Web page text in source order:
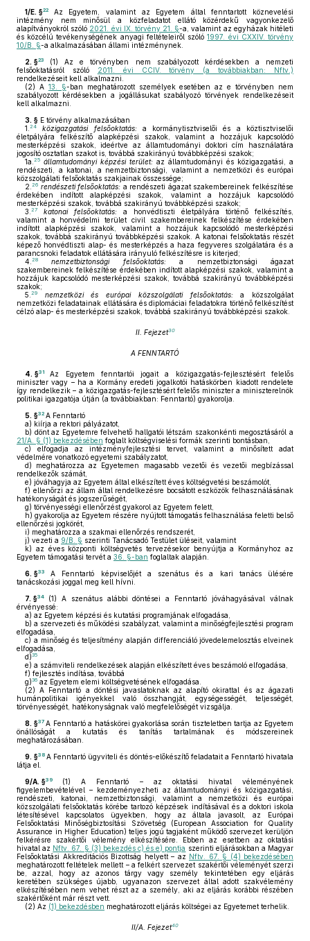
1/E. §22
Az Egyetem, valamint az Egyetem által fenntartott köznevelési
intézmény nem minősül a közfeladatot ellátó közérdekű vagyonkezelő
alapítványokról szóló 2021. évi IX. törvény 21. §-a, valamint az egyházak hitéleti
és közcélú tevékenységének anyagi feltételeiről szóló1997. évi CXXIV. törvény
10/B. §-a alkalmazásában állami intézménynek.
2. §23 (1) Az e törvényben nem szabályozott kérdésekben a nemzeti
felsőoktatásról szóló
2011. évi CCIV. törvény (a továbbiakban: Nftv.)
rendelkezéseit kell alkalmazni.
(2) A 13. §-ban meghatározott személyek esetében az e törvényben nem
szabályozott kérdésekben a jogállásukat szabályozó törvények rendelkezéseit
kell alkalmazni.
3. § E törvény alkalmazásában
1. 24 közigazgatási felsőoktatás:a kormánytisztviselői és a köztisztviselői
életpályára felkészítő alapképzési szakok, valamint a hozzájuk kapcsolódó
mesterképzési szakok, ideértve az államtudományi doktori cím használatára
jogosító osztatlan szakot is, továbbá szakirányú továbbképzési szakok;
1a. 25 államtudományi képzési terület: az államtudományi és közigazgatási, a
rendészeti, a katonai, a nemzetbiztonsági, valamint a nemzetközi és európai
közszolgálati felsőoktatás szakjainak összessége;
2. 26 rendészeti felsőoktatás: a rendészeti ágazat szakembereinek felkészítése
érdekében indított alapképzési szakok, valamint a hozzájuk kapcsolódó
mesterképzési szakok, továbbá szakirányú továbbképzési szakok;
3. 27 katonai felsőoktatás: a honvédtiszti életpályára történő felkészítés,
valamint a honvédelmi terület civil szakembereinek felkészítése érdekében
indított alapképzési szakok, valamint a hozzájuk kapcsolódó mesterképzési
szakok, továbbá szakirányú továbbképzési szakok. A katonai felsőoktatás részét
képező honvédtiszti alap- és mesterképzés a haza fegyveres szolgálatára és a
parancsnoki feladatok ellátására irányuló felkészítésre is kiterjed;
4. 28 nemzetbiztonsági felsőoktatás:a nemzetbiztonsági ágazat
szakembereinek felkészítése érdekében indított alapképzési szakok, valamint a
hozzájuk kapcsolódó mesterképzési szakok, továbbá szakirányú továbbképzési
szakok;
5. 29 nemzetközi és európai közszolgálati felsőoktatás:a közszolgálat
nemzetközi feladatainak ellátására és diplomáciai feladatokra történő felkészítést
célzó alap- és mesterképzési szakok, továbbá szakirányú továbbképzési szakok.
II. Fejezet30
A FENNTARTÓ
4. §31
Az Egyetem fenntartói jogait a közigazgatás-fejlesztésért felelős
miniszter vagy – ha a Kormány eredeti jogalkotói hatáskörben kiadott rendelete
így rendelkezik – a közigazgatás-fejlesztésért felelős miniszter a miniszterelnök
politikai igazgatója útján (a továbbiakban: Fenntartó) gyakorolja.
5. §32 A Fenntartó
a) kiírja a rektori pályázatot,
b) dönt az Egyetemre felvehető hallgatói létszám szakonkénti megosztásáról a
21/A. § (1) bekezdésében foglalt költségviselési formák szerinti bontásban,
c) elfogadja az intézményfejlesztési tervet, valamint a minősített adat
védelmére vonatkozó egyetemi szabályzatot,
d) meghatározza az Egyetemen magasabb vezetői és vezetői megbízással
rendelkezők számát,
e) jóváhagyja az Egyetem által elkészített éves költségvetési beszámolót,
f) ellenőrzi az állam által rendelkezésre bocsátott eszközök felhasználásának
hatékonyságát és jogszerűségét,
g) törvényességi ellenőrzést gyakorol az Egyetem felett,
h) gyakorolja az Egyetem részére nyújtott támogatás felhasználása feletti belső
ellenőrzési jogkörét,
i) meghatározza a szakmai ellenőrzés rendszerét,
j) vezeti a 9/B. § szerinti Tanácsadó Testület üléseit, valamint
k) az éves központi költségvetés tervezésekor benyújtja a Kormányhoz az
Egyetem támogatási tervét a 36. §-ban foglaltak alapján.
6. §33
A Fenntartó képviselőjét a szenátus és a kari tanács ülésére
tanácskozási joggal meg kell hívni.
7. §34 (1) A szenátus alábbi döntései a Fenntartó jóváhagyásával válnak
érvényessé:
a) az Egyetem képzési és kutatási programjának elfogadása,
b) a szervezeti és működési szabályzat, valamint a minőségfejlesztési program
elfogadása,
c) a minőség és teljesítmény alapján differenciáló jövedelemelosztás elveinek
elfogadása,
d)35
e) a számviteli rendelkezések alapján elkészített éves beszámoló elfogadása,
f) fejlesztés indítása, továbbá
g)36 az Egyetem elemi költségvetésének elfogadása.
(2) A Fenntartó a döntési javaslatoknak az alapító okirattal és az ágazati
humánpolitikai igényekkel való összhangját, egységességét, teljességét,
törvényességét, hatékonyságnak való megfelelőségét vizsgálja.
8. §37 A Fenntartó a hatáskörei gyakorlása során tiszteletben tartja az Egyetem
önállóságát a kutatás és tanítás tartalmának és módszereinek
meghatározásában.
9. §38 A Fenntartó ügyviteli és döntés-előkészítő feladatait a Fenntartó hivatala
látja el.
9/A. §39 (1) A Fenntartó – az oktatási hivatal véleményének
figyelembevételével – kezdeményezheti az államtudományi és közigazgatási,
rendészeti, katonai, nemzetbiztonsági, valamint a nemzetközi és európai
közszolgálati felsőoktatás körébe tartozó képzések indításával és a doktori iskola
létesítésével kapcsolatos ügyekben, hogy az általa javasolt, az Európai
Felsőoktatási Minőségbiztosítási Szövetség (European Association for Quality
Assurance in Higher Education) teljes jogú tagjaként működő szervezet kerüljön
felkérésre szakértői vélemény elkészítésére. Ebben az esetben az oktatási
hivatal az Nftv. 67. § (3) bekezdés c) és e) pontja szerinti eljárásokban a Magyar
Felsőoktatási Akkreditációs Bizottság helyett – az Nftv. 67. § (4) bekezdésében
meghatározott feltételek mellett – a felkért szervezet szakértői véleményét szerzi
be, azzal, hogy az azonos tárgy vagy személy tekintetében egy eljárás
keretében szükséges újabb, ugyanazon szervezet által adott szakvélemény
elkészítésében nem vehet részt az a személy, aki az eljárás korábbi részében
szakértőként már részt vett.
(2) Az (1) bekezdésben meghatározott eljárás költségei az Egyetemet terhelik.
II/A. Fejezet40